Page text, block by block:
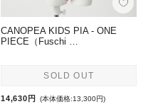
CANOPEA KIDS PIA - ONE
PIECE（Fuschi …
SOLD OUT
14,630円 (本体価格:13,300円)